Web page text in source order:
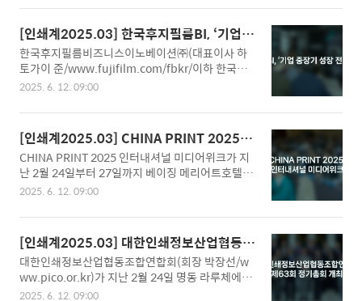
웹사이트, 영상, 상품 패키지, e-book 제작에 필요
한 임베딩, BI/CI까지 사용처에 따라 세분화되어 있
는 라이센스를 확인하고 구매, 사용해야 하며 무료
폰트라고 하..
윤중 이사장, 박창용 대구경북인쇄조합 이사장, 김
충복 경기인쇄조합 이사장, 고상호 제주인쇄조합 이
사장, 김용래 인천인쇄조합 이사장, 조정석 대한인
쇄문화협회 전회장, 고수곤 대한인쇄연합회 전회장,
이충원 대한인쇄연합회 전회장, 남원호 서울인쇄조
합 전이사장, 석용찬 메인비즈협회 전회장, 이상훈
들이 참석한 가운데 개최된 이날 총회는 정부포상
및 협회장 표창과 개회사, 감사보고, 부의사항 등의
순으로 진행되었다.김병순 회장은 개회사에서 “세
계인쇄회의 한국 총회 개..
[인쇄계2025.03] 한국후지필름BI, ‘기업
중장기 성장 전략 세미나’ 개최
한국후지필름비즈니스이노베이션㈜(대표이사 하
토가이 준/www.fujifilm.com/fbkr/이하 한국후
지필름BI)이 올해 주목받는 핵심 DX 트렌드와 인사
장 전략 세미나'를 성황리에 개최했다.지난 2월 18
일과 20일, 이틀 간 한국후지필름BI 본사 내 오픈형
협업 공간인 ‘CHX 라이브!’에서 진행된 세미나는 디
지털 전환(DX)을 활용해 비즈니스 혁신을 도모하고
있거나, DX 과정에서 어려움을 겪고 있는 기업을 지
원하기 위해 마련됐다. 추운 날씨에도 다양한 분야
에 대한 인사이트를 얻어갔다.한국후지필름BI 하토
가이 준 대표이사의 인사말로 시작된 이번 세미나
는, 비즈니스솔루션부 총괄 조항근 부장이 전체적
인..
2025. 6. 12. 09:00
[인쇄계2025.03] CHINA PRINT 2025 인
터내셔널 미디어위크
CHINA PRINT 2025 인터내셔널 미디어위크가 지
난 2월 24일부터 27일까지 베이징 메리어트호텔에
서 개최되었다. 오는 5월 15일부터 19일까지 개최
업체들이 선보이는 최신 기술과 제품에 대해 미리
소개하기 위해서 마련된 이번 행사에는 중국 46개
지역의 인쇄, 출판 관련 단체 관계자들과 인쇄 매체
기자들과 영국과 이탈리아, 러시아, 한국, 인도, 태
국, 파키스탄, 말레이시아, 인도네시아, 필리핀, 파키
스탄 등 10여 개국 인쇄 관련 단체 관계자들과 인쇄
2025. 6. 12. 09:00
[인쇄계2025.03] 대한인쇄정보산업협동조
합연합회 제63회 정기총회 개최
대한인쇄정보산업협동조합연합회(회장 박장선/w
ww.pico.or.kr)가 지난 2월 24일 명동 라루체에서
제63회 정기총회와 회장 이취임식을 개최하고 제2
2025. 6. 12. 09:00